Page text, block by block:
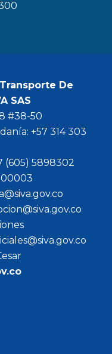
De
SAS
#38-50
+57 314 303
(605) 5898302